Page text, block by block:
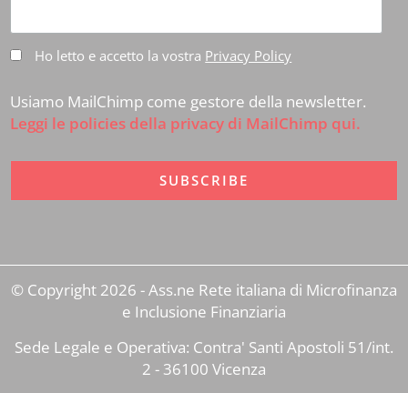
Ho letto e accetto la vostra Privacy Policy
Usiamo MailChimp come gestore della newsletter.
Leggi le policies della privacy di MailChimp qui.
© Copyright 2026 - Ass.ne Rete italiana di Microfinanza
e Inclusione Finanziaria
Sede Legale e Operativa: Contra' Santi Apostoli 51/int.
2 - 36100 Vicenza